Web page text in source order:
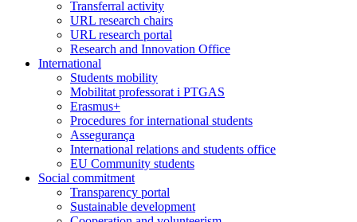
Transferral activity
URL research chairs
URL research portal
Research and Innovation Office
International
Students mobility
Mobilitat professorat i PTGAS
Erasmus+
Procedures for international students
Assegurança
International relations and students office
EU Community students
Social commitment
Transparency portal
Sustainable development